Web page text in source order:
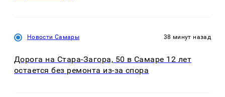
Новости Самары 38 минут назад
Дорога на Стара-Загора, 50 в Самаре 12 лет
остается без ремонта из-за спора